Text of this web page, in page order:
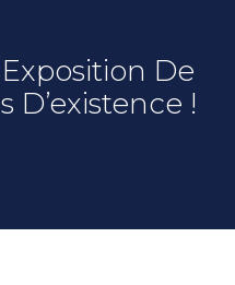
De
D’existence !